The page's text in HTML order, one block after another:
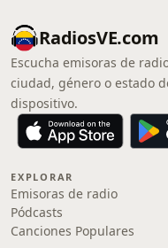
RadiosVE.com
Escucha emisoras de
ciudad, género o estado
dispositivo.
EXPLORAR
Emisoras de radio
Pódcasts
Canciones Populares